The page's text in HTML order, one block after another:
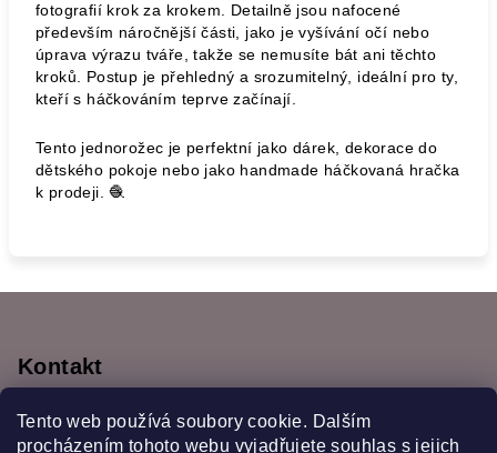
Tento web používá soubory cookie. Dalším
procházením tohoto webu vyjadřujete souhlas s jejich
fotografií krok za krokem. Detailně jsou nafocené
především náročnější části, jako je vyšívání očí nebo
úprava výrazu tváře, takže se nemusíte bát ani těchto
kroků. Postup je přehledný a srozumitelný, ideální pro ty,
kteří s háčkováním teprve začínají.
Tento jednorožec je perfektní jako dárek, dekorace do
dětského pokoje nebo jako handmade háčkovaná hračka
k prodeji. 🧶
a
Kontakt
monyscrochet@gmail.com
777470355